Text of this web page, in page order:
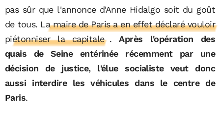
pas sûr que l'annonce d'Anne Hidalgo soit du goût
de tous. La maire de Paris a en effet déclaré vouloir
piétonniser la capitale .Après l'opération des
quais de Seine entérinée récemment par une
décision de justice, l'élue socialiste veut donc
aussi interdire les véhicules dans le centre de
Paris.